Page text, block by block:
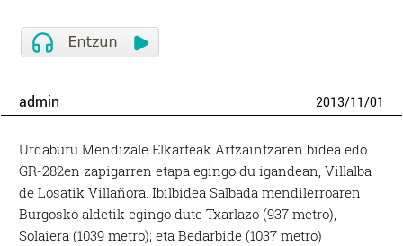
admin 2013/11/01
Urdaburu Mendizale Elkarteak Artzaintzaren bidea edo
GR-282en zapigarren etapa egingo du igandean, Villalba
de Losatik Villañora. Ibilbidea Salbada mendilerroaren
Burgosko aldetik egingo dute Txarlazo (937 metro),
Solaiera (1039 metro); eta Bedarbide (1037 metro)